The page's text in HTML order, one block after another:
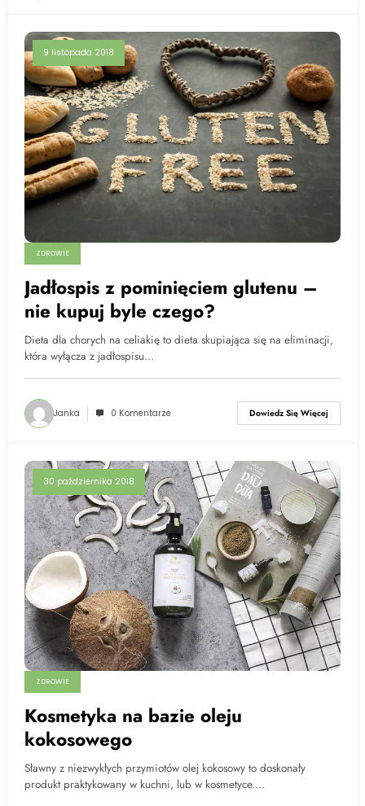
9 listopada 2018
ZDROWIE
Jadłospis z pominięciem glutenu –
nie kupuj byle czego?
Dieta dla chorych na celiakię to dieta skupiająca się na eliminacji,
która wyłącza z jadłospisu…
Janka 0 Komentarze Dowiedz Się Więcej
30 października 2018
ZDROWIE
Kosmetyka na bazie oleju
kokosowego
Sławny z niezwykłych przymiotów olej kokosowy to doskonały
produkt praktykowany w kuchni, lub w kosmetyce.…